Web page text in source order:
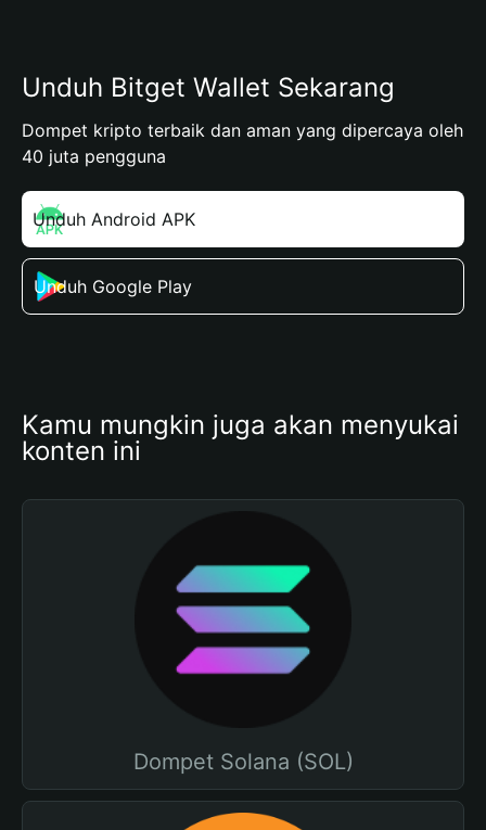
Unduh Bitget Wallet Sekarang
Dompet kripto terbaik dan aman yang dipercaya oleh
40 juta pengguna
Unduh Android APK
Unduh Google Play
Kamu mungkin juga akan menyukai
konten ini
Dompet Solana (SOL)